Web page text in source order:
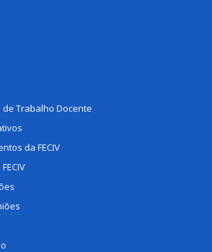
Trabalho Docente
da FECIV